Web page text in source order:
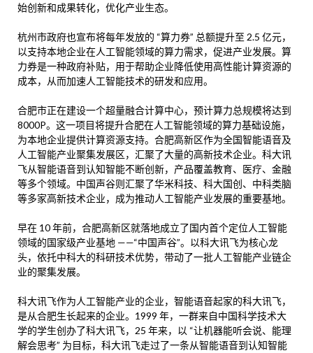
始创新和成果转化，优化产业生态。
杭州市政府也宣布将每年发放的 “算力券” 总额提升至 2.5 亿元，
以支持本地企业在人工智能领域的算力需求，促进产业发展。算
力券是一种政府补贴，用于帮助企业降低使用高性能计算资源的
成本，从而加速人工智能技术的研发和应用。
合肥市正在建设一个超量融合计算中心，预计算力总规模将达到
8000P。这一项目将提升合肥在人工智能领域的算力基础设施，
为本地企业提供计算资源支持。合肥高新区作为全国智能语音及
人工智能产业聚集发展区，汇聚了大量的高新技术企业。科大讯
飞从智能语音到认知智能不断创新，产品覆盖教育、医疗、金融
等多个领域。中国声谷则汇聚了华米科技、科大国创、中科类脑
等多家高新技术企业，成为推动人工智能产业发展的重要基地。
早在 10 年前，合肥高新区就落地成立了国内首个定位人工智能
领域的国家级产业基地 ——“中国声谷”。以科大讯飞为核心龙
头，依托中科大的科研技术优势，带动了一批人工智能产业链企
业的聚集发展。
科大讯飞作为人工智能产业的企业，智能语音起家的科大讯飞，
是从合肥生长起来的企业。1999 年，一群来自中国科学技术大
学的学生创办了科大讯飞，25 年来，以 “让机器能听会说、能理
解会思考” 为目标，科大讯飞走过了一条从智能语音到认知智能